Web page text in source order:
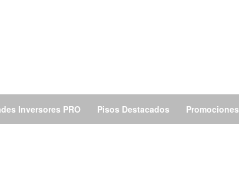
Inversores PRO Pisos Destacados Promociones